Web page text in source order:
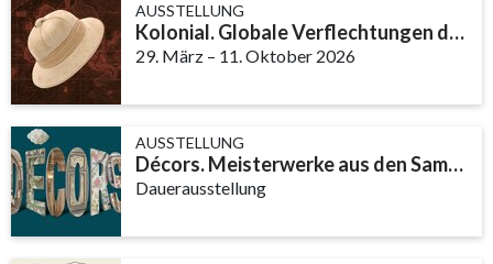
AUSSTELLUNG
Kolonial. Globale Verflechtungen der Schweiz
29. März accessibility.time_to
– 11. Oktober 2026
AUSSTELLUNG
Décors. Meisterwerke aus den Sammlungen
Dauerausstellung